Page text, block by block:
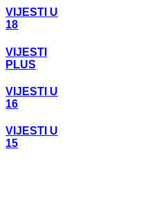
VIJESTI U
18
VIJESTI
PLUS
VIJESTI U
16
VIJESTI U
15